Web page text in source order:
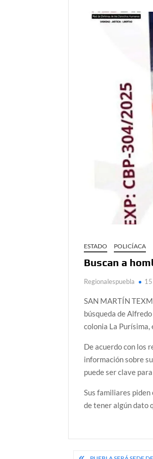
ESTADO POLICÍACA
Buscan a
Regionalespuebla
SAN MARTÍN
búsqueda de
colonia La Purísima,
De acuerdo con los
información sobre
puede ser clave
Sus familiares
de tener algún dato